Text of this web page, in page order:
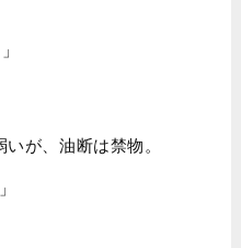
が、油断は禁物。